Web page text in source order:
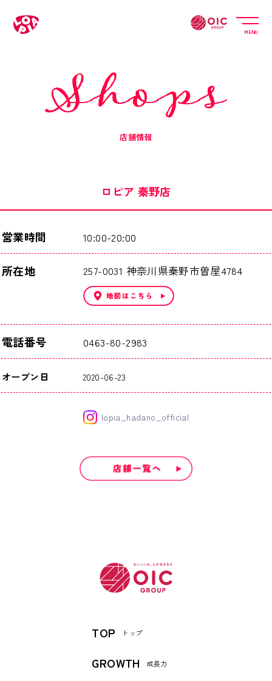
MENU
店舗情報
ロピア 秦野店
営業時間 10:00-20:00
所在地 257-0031 神奈川県秦野市曽屋4784
電話番号 0463-80-2983
オープン日 2020-06-23
lopia_hadano_official
TOP トップ
GROWTH 成長力